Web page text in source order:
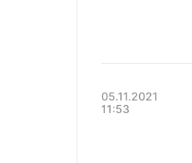
05.11.2021
11:53